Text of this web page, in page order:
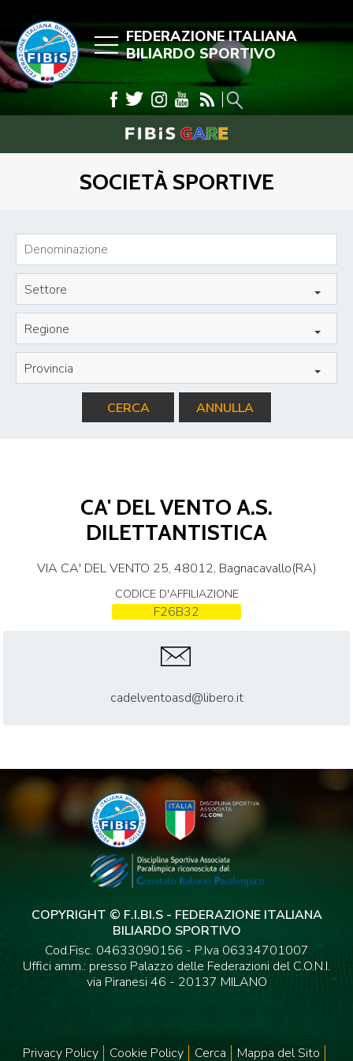
FEDERAZIONE ITALIANA
BILIARDO SPORTIVO
SOCIETÀ SPORTIVE
Settore
Regione
Provincia
CERCA ANNULLA
CA' DEL VENTO A.S.
DILETTANTISTICA
VIA CA' DEL VENTO 25, 48012, Bagnacavallo(RA)
CODICE D'AFFILIAZIONE
F26B32
cadelventoasd@libero.it
COPYRIGHT © F.I.BI.S - FEDERAZIONE ITALIANA
BILIARDO SPORTIVO
Cod.Fisc. 04633090156 - P.Iva 06334701007
Uffici amm.: presso Palazzo delle Federazioni del C.O.N.I.
via Piranesi 46 - 20137 MILANO
Privacy Policy Cookie Policy Cerca
Mappa del Sito